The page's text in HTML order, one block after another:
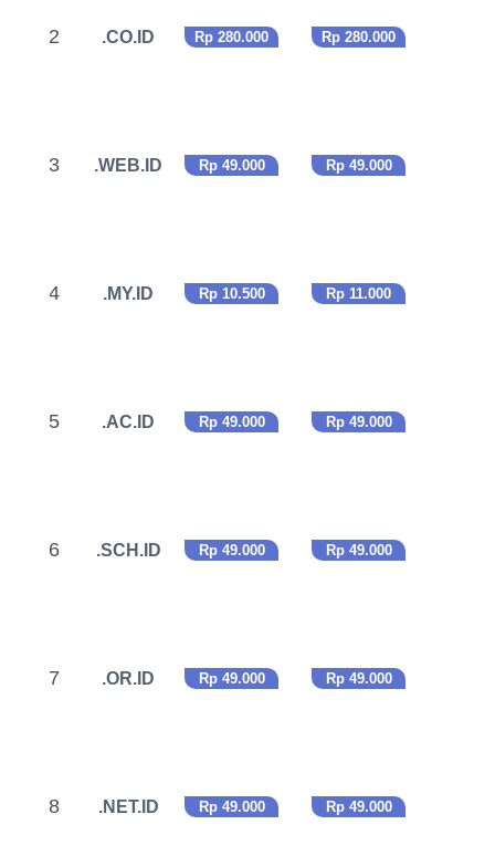
2 .CO.ID Rp 280.000 Rp 280.000
3 .WEB.ID Rp 49.000 Rp 49.000
4 .MY.ID Rp 10.500 Rp 11.000
5 .AC.ID Rp 49.000 Rp 49.000
6 .SCH.ID Rp 49.000 Rp 49.000
7 .OR.ID Rp 49.000 Rp 49.000
8 .NET.ID Rp 49.000 Rp 49.000